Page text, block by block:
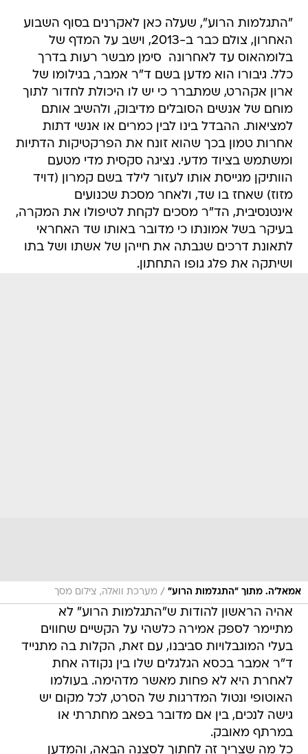
"התגלמות הרוע", שעלה כאן לאקרנים בסוף השבוע
האחרון, צולם כבר ב-2013, וישב על המדף של
בלומהאוס עד לאחרונה  סימן מבשר רעות בדרך
כלל. גיבורו הוא מדען בשם ד"ר אמבר, בגילומו של
ארון אקהרט, שמתברר כי יש לו היכולת לחדור לתוך
מוחם של אנשים הסובלים מדיבוק, ולהשיב אותם
למציאות. ההבדל בינו לבין כמרים או אנשי דתות
אחרות טמון בכך שהוא זונח את הפרקטיקות הדתיות
ומשתמש בציוד מדעי. נציגה סקסית מדי מטעם
הוותיקן מגייסת אותו לעזור לילד בשם קמרון (דויד
מזוז) שאחז בו שד, ולאחר מסכת שכנועים
אינטנסיבית, הד"ר מסכים לקחת לטיפולו את המקרה,
בעיקר בשל אמונתו כי מדובר באותו שד האחראי
לתאונת דרכים שגבתה את חייהן של אשתו ושל בתו
ושיתקה את פלג גופו התחתון.
אמאל'ה. מתוך "התגלמות הרוע" / מערכת וואלה, צילום מסך
אהיה הראשון להודות ש"התגלמות הרוע" לא
מתיימר לספק אמירה כלשהי על הקשיים שחווים
בעלי המוגבלויות סביבנו, עם זאת, הקלות בה מתנייד
ד"ר אמבר בכסא הגלגלים שלו בין נקודה אחת
לאחרת היא לא פחות מאשר מדהימה. בעולמו
האוטופי ונטול המדרגות של הסרט, לכל מקום יש
גישה לנכים, בין אם מדובר בפאב מחתרתי או
במרתף מאובק.
כל מה שצריך זה לחתוך לסצנה הבאה, והמדען